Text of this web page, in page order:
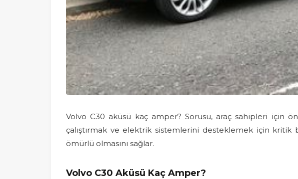
Volvo C30 aküsü kaç amper? Sorusu, araç sahipleri için
çalıştırmak ve elektrik sistemlerini desteklemek için kritik
ömürlü olmasını sağlar.
Volvo C30 Aküsü Kaç Amper?